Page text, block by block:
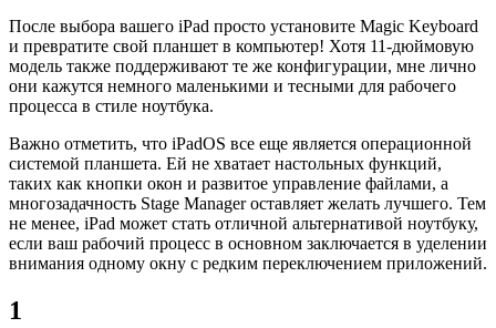
После выбора вашего iPad просто установите Magic Keyboard
и превратите свой планшет в компьютер! Хотя 11-дюймовую
модель также поддерживают те же конфигурации, мне лично
они кажутся немного маленькими и тесными для рабочего
процесса в стиле ноутбука.
Важно отметить, что iPadOS все еще является операционной
системой планшета. Ей не хватает настольных функций,
таких как кнопки окон и развитое управление файлами, а
многозадачность Stage Manager оставляет желать лучшего. Тем
не менее, iPad может стать отличной альтернативой ноутбуку,
если ваш рабочий процесс в основном заключается в уделении
внимания одному окну с редким переключением приложений.
1